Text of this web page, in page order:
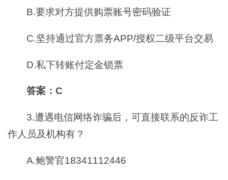
B.要求对方提供购票账号密码验证
C.坚持通过官方票务APP/授权二级平台交易
D.私下转账付定金锁票
答案：C
3.遭遇电信网络诈骗后，可直接联系的反诈工
作人员及机构有？
A.鲍警官18341112446